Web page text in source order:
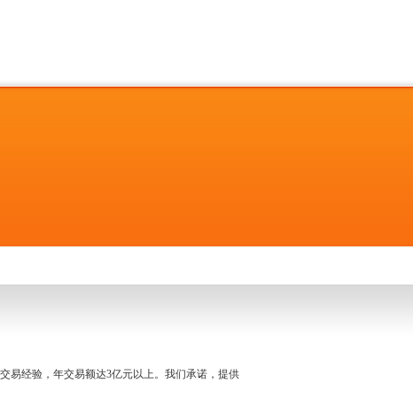
易经验，年交易额达3亿元以上。我们承诺，提供